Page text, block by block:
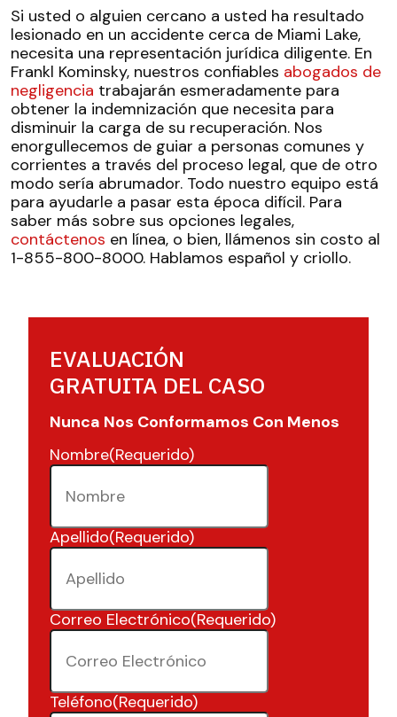
Si usted o alguien cercano a usted ha resultado
lesionado en un accidente cerca de Miami Lake,
necesita una representación jurídica diligente. En
Frankl Kominsky, nuestros confiables abogados de
negligencia trabajarán esmeradamente para
obtener la indemnización que necesita para
disminuir la carga de su recuperación. Nos
enorgullecemos de guiar a personas comunes y
corrientes a través del proceso legal, que de otro
modo sería abrumador. Todo nuestro equipo está
para ayudarle a pasar esta época difícil. Para
saber más sobre sus opciones legales,
contáctenos en línea, o bien, llámenos sin costo al
1-855-800-8000. Hablamos español y criollo.
EVALUACIÓN
GRATUITA DEL CASO
Nunca Nos Conformamos Con Menos
Nombre(Requerido)
Apellido(Requerido)
Correo Electrónico(Requerido)
Teléfono(Requerido)